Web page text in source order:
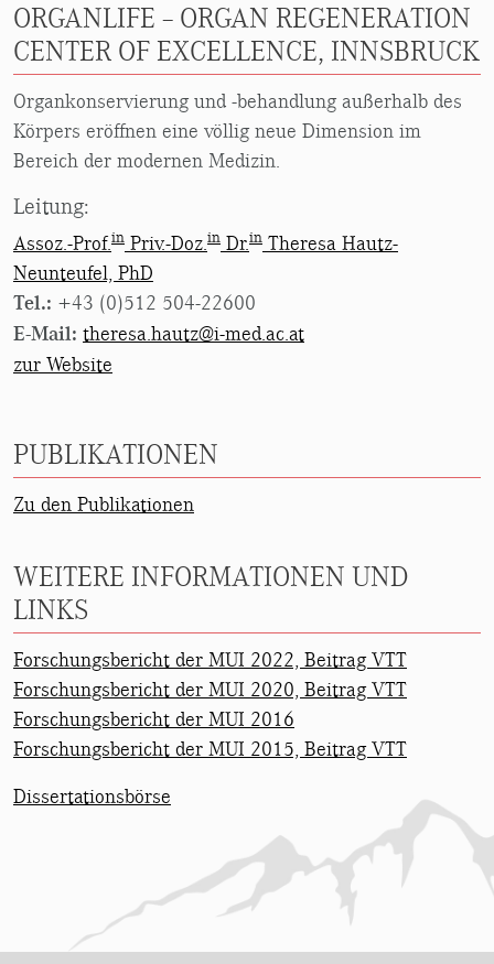
ORGANLIFE – ORGAN REGENERATION
CENTER OF EXCELLENCE, INNSBRUCK
Organkonservierung und -behandlung außerhalb des
Körpers eröffnen eine völlig neue Dimension im
Bereich der modernen Medizin.
Leitung:
Assoz.-Prof.in Priv.-Doz. in Dr.in Theresa Hautz-
Neunteufel, PhD
Tel.: +43 (0)512 504-22600
E-Mail: theresa.hautz@i-med.ac.at
zur Website
PUBLIKATIONEN
Zu den Publikationen
WEITERE INFORMATIONEN UND
LINKS
Forschungsbericht der MUI 2022, Beitrag VTT
Forschungsbericht der MUI 2020, Beitrag VTT
Forschungsbericht der MUI 2016
Forschungsbericht der MUI 2015, Beitrag VTT
Dissertationsbörse